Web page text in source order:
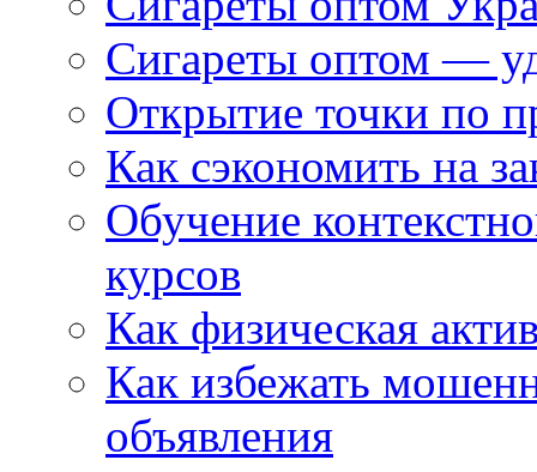
Сигареты оптом —
Открытие точки по
Как сэкономить на
Обучение
курсов
Как физическая
Как избежать
объявления